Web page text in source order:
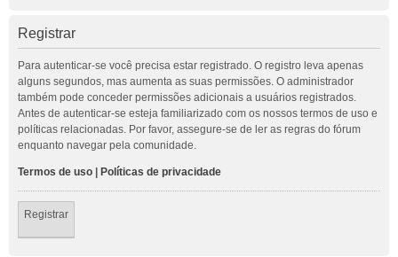
Registrar
Para autenticar-se você precisa estar registrado. O registro leva apenas
alguns segundos, mas aumenta as suas permissões. O administrador
também pode conceder permissões adicionais a usuários registrados.
Antes de autenticar-se esteja familiarizado com os nossos termos de uso e
políticas relacionadas. Por favor, assegure-se de ler as regras do fórum
enquanto navegar pela comunidade.
Termos de uso Políticas de privacidade
Registrar